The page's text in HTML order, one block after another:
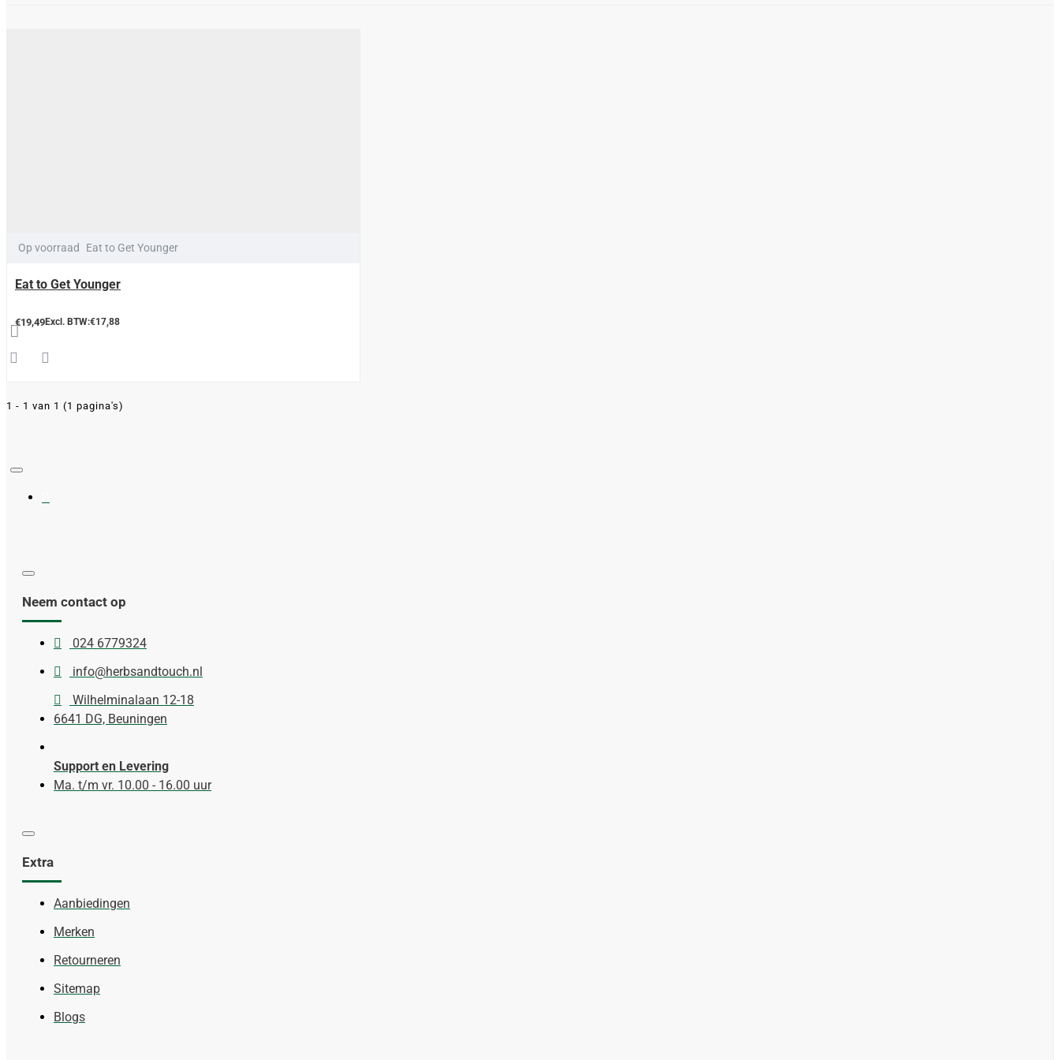
Op voorraad Eat to Get Younger
Eat to Get Younger
€19,49Excl. BTW:€17,88
1 - 1 van 1 (1 pagina's)
Neem contact op
024 6779324
info@herbsandtouch.nl
Wilhelminalaan 12-18
6641 DG, Beuningen
Support en Levering
Ma. t/m vr. 10.00 - 16.00 uur
Extra
Aanbiedingen
Merken
Retourneren
Sitemap
Blogs